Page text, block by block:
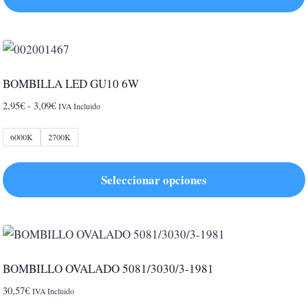
BOMBILLA LED GU10 6W
2,95€ - 3,09€Rango
precios:
3,09€
IVA Incluido
6000K 2700K
Seleccionar opciones
producto
tiene
múltiples
Las
BOMBILLO OVALADO 5081/3030/3-1981
30,57€ IVA Incluido